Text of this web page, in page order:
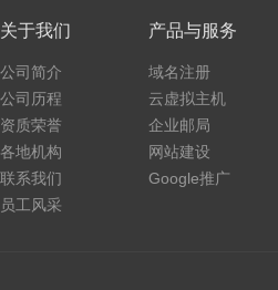
关于我们
公司简介
公司历程
资质荣誉
各地机构
联系我们
员工风采
产品与服务
域名注册
云虚拟主机
企业邮局
网站建设
Google推广